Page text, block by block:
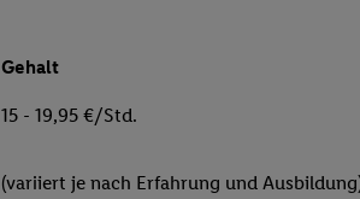
Gehalt
15 - 19,95 €/Std.
(variiert je nach Erfahrung und